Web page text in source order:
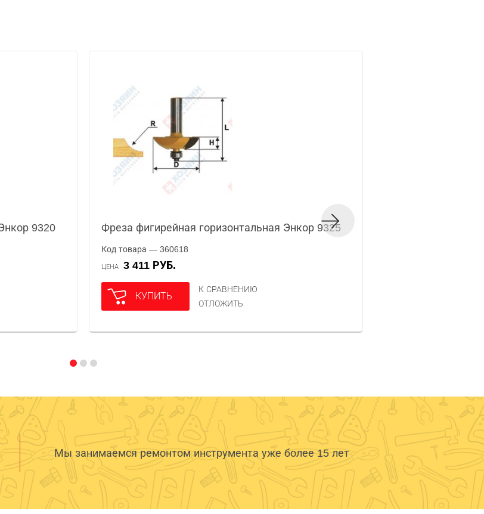
9320 Фреза фигирейная горизонтальная Энкор 9325
Код товара — 360618
ЦЕНА 3 411 РУБ.
КУПИТЬ
К СРАВНЕНИЮ
ОТЛОЖИТЬ
Мы занимаемся ремонтом инструмента уже более 15 лет